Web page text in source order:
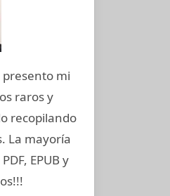
presento mi
raros y
recopilando
La mayoría
EPUB y